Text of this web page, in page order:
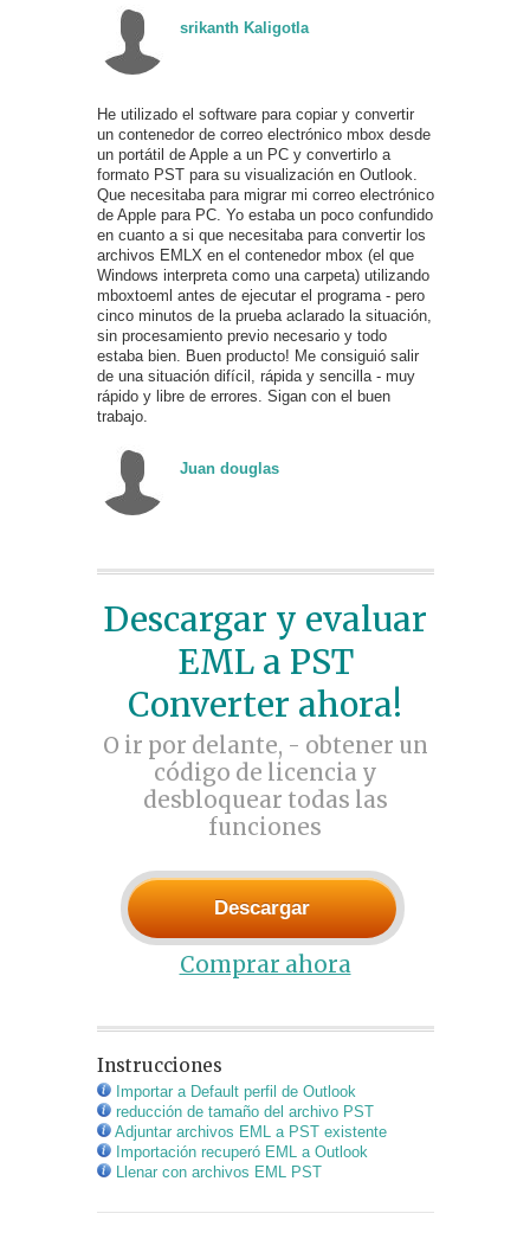
srikanth Kaligotla
He utilizado el software para copiar y convertir
un contenedor de correo electrónico mbox desde
un portátil de Apple a un PC y convertirlo a
formato PST para su visualización en Outlook.
Que necesitaba para migrar mi correo electrónico
de Apple para PC. Yo estaba un poco confundido
en cuanto a si que necesitaba para convertir los
archivos EMLX en el contenedor mbox (el que
Windows interpreta como una carpeta) utilizando
mboxtoeml antes de ejecutar el programa - pero
cinco minutos de la prueba aclarado la situación,
sin procesamiento previo necesario y todo
estaba bien. Buen producto! Me consiguió salir
de una situación difícil, rápida y sencilla - muy
rápido y libre de errores. Sigan con el buen
trabajo.
Juan douglas
Descargar y evaluar
EML a PST
Converter ahora!
O ir por delante, - obtener un
código de licencia y
desbloquear todas las
funciones
Descargar
Comprar ahora
Instrucciones
Importar a Default perfil de Outlook
reducción de tamaño del archivo PST
Adjuntar archivos EML a PST existente
Importación recuperó EML a Outlook
Llenar con archivos EML PST